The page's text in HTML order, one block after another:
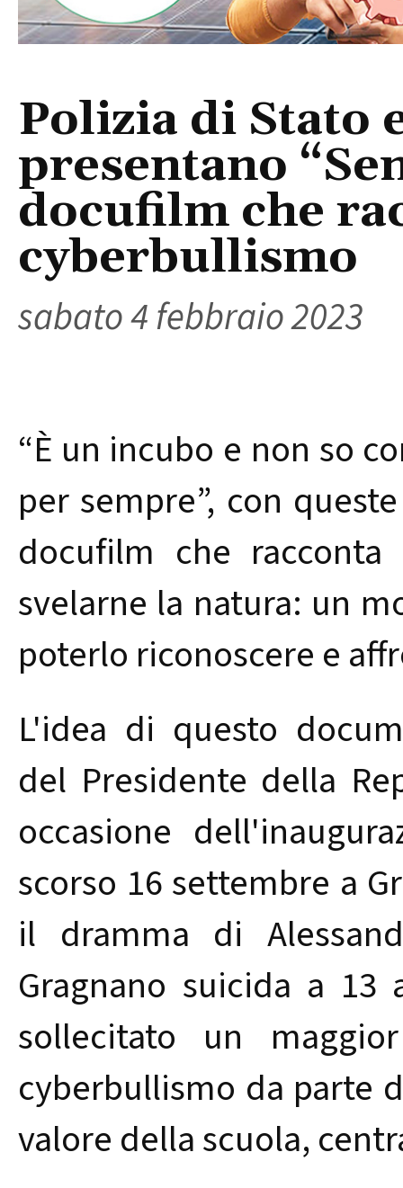
Polizia di Stato
presentano
docufilm che
cyberbullismo
sabato 4 febbraio 2023
“È un incubo e non so
per sempre”, con
docufilm che
svelarne la natura: un
poterlo riconoscere e
L'idea di questo
del Presidente della
occasione
scorso 16 settembre a
il dramma di
Gragnano suicida a
sollecitato un
cyberbullismo da parte
valore della scuola,